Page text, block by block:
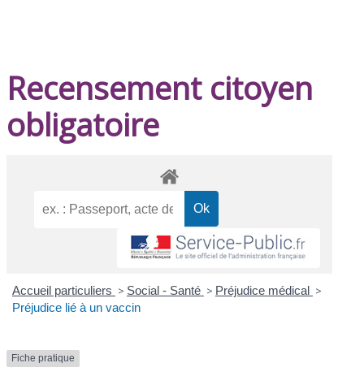
Recensement citoyen
obligatoire
Accueil particuliers > Social - Santé > Préjudice médical >
Préjudice lié à un vaccin
Fiche pratique